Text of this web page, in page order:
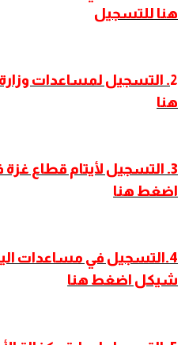
هنا للتسجيل
2. التسجيل لمساعدات وزارة
هنا
3. التسجيل لأيتام قطاع
اضغط هنا
شيكل اضغط هنا